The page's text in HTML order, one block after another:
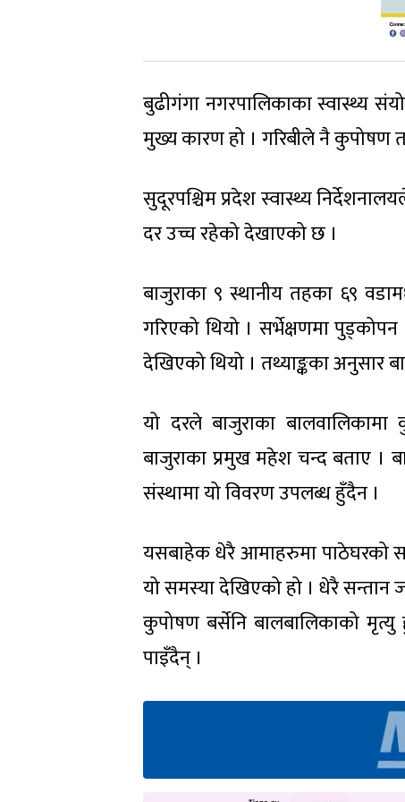
बुढीगंगा नगरपालिकाका स्वास्थ्य
मुख्य कारण हो । गरिबीले नै कुपोषण
सुदूरपश्चिम प्रदेश स्वास्थ्य
दर उच्च रहेको देखाएको छ ।
बाजुराका ९ स्थानीय तहका ६९
गरिएको थियो । सर्भेक्षणमा
देखिएको थियो । तथ्याङ्कका अनुसार
यो दरले बाजुराका
बाजुराका प्रमुख महेश चन्द बताए ।
संस्थामा यो विवरण उपलब्ध हुँदैन ।
यसबाहेक धेरै आमाहरुमा पाठेघरको
यो समस्या देखिएको हो । धेरै सन्तान
कुपोषण बर्सेनि बालबालिकाको
पाइँदैन् ।